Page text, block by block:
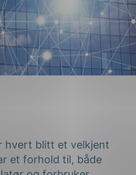
hvert blitt et velkjent
et forhold til, både